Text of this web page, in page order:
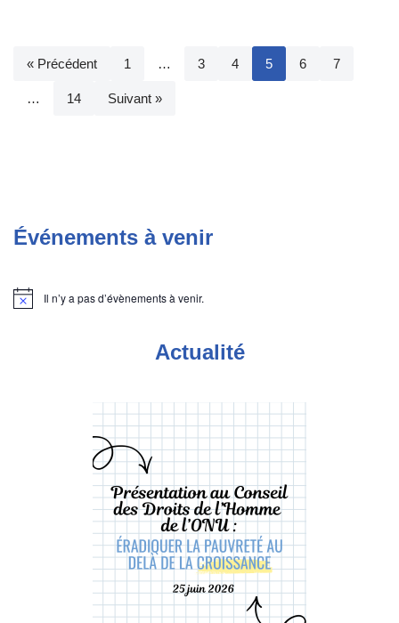
« Précédent 1 … 3 4 5 6 7
… 14 Suivant »
Événements à venir
Notice Il n’y a pas d’évènements à venir.
Actualité